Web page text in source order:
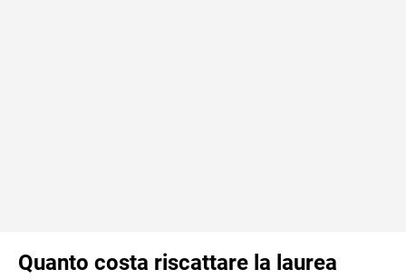
Quanto costa riscattare la laurea